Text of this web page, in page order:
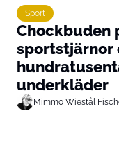
Sport
Chockbuden
sportstjärnor
underkläder
Mimmo Wiestål